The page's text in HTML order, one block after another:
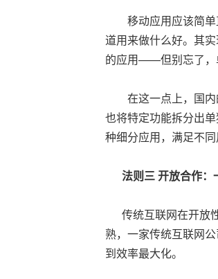
移动应用应该简单
道用来做什么好。其
的应用——但别忘了，
在这一点上，国内
也将特定功能拆分出
种细分应用，满足不同
法则三开放合作：
传统互联网在开放
熟，一家传统互联网
到效率最大化。